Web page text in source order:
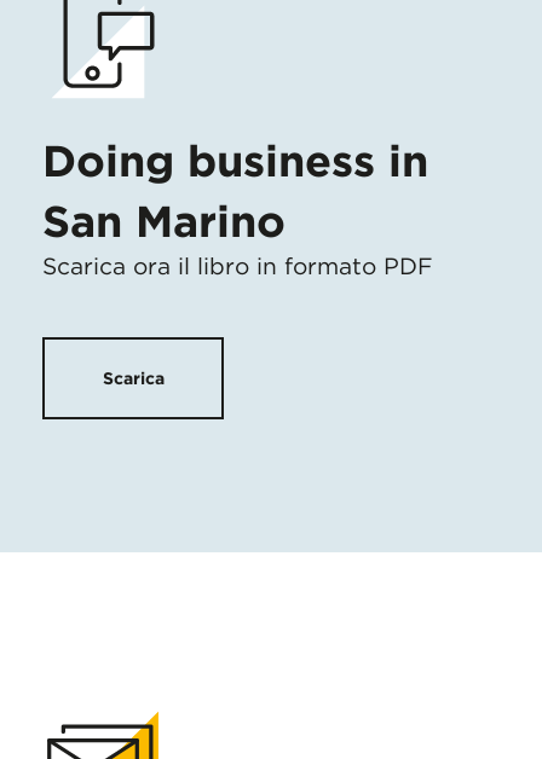
Doing business in
San Marino
Scarica ora il libro in formato PDF
Scarica